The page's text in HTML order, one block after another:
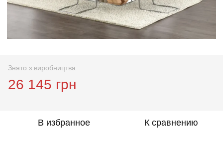
Знято з виробництва
26 145 грн
В избранное К сравнению